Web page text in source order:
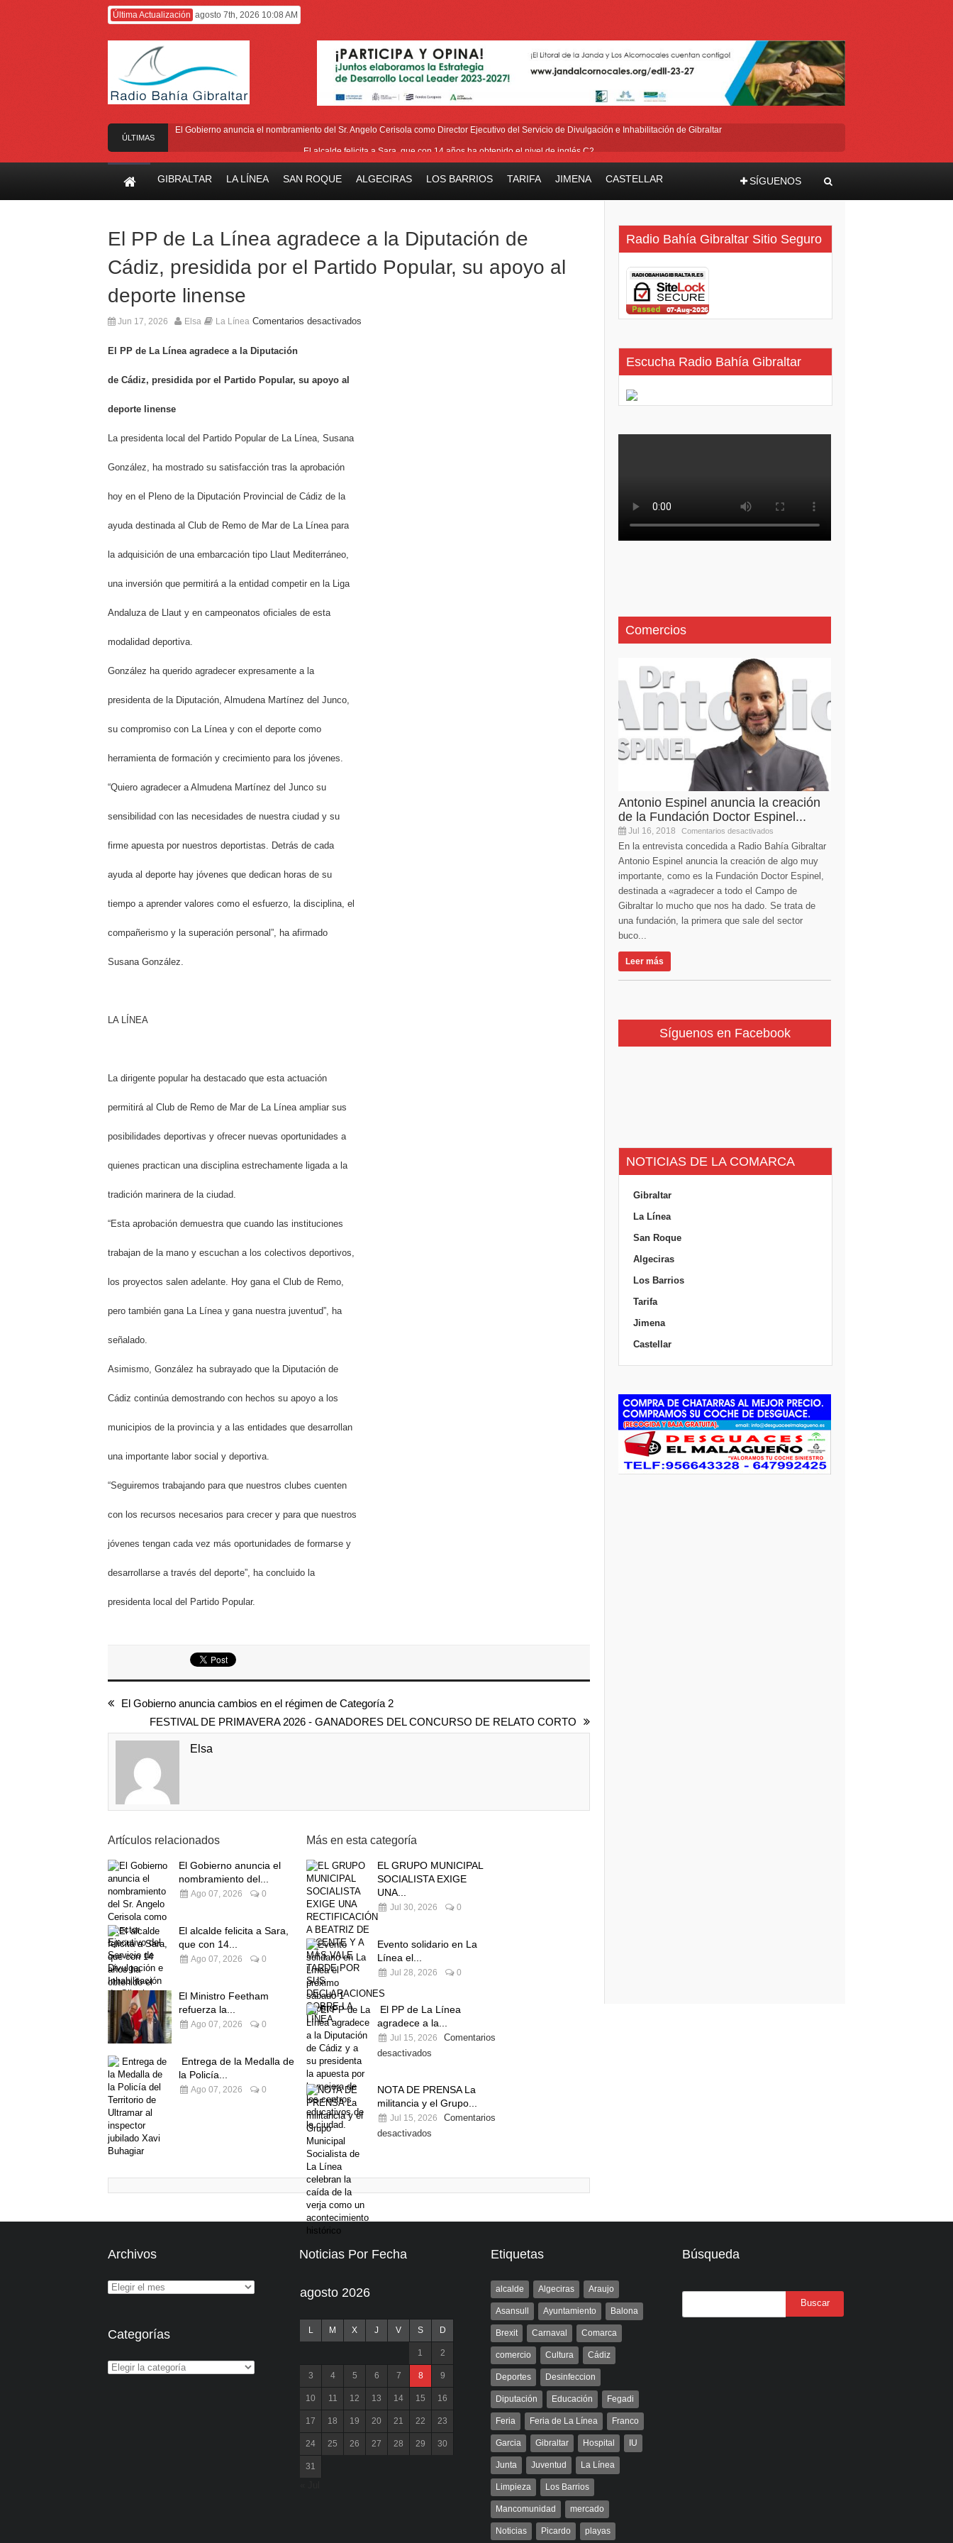
Última Actualización agosto 7th, 2026 10:08 AM
ÚLTIMAS
NOTICIAS
El Gobierno anuncia el nombramiento del Sr. Angelo Cerisola como Director Ejecutivo del Servicio de Divulgación e Inhabilitación de Gibraltar
El alcalde felicita a Sara, que con 14 años ha obtenido el nivel de inglés C2
GIBRALTAR LA LÍNEA SAN ROQUE ALGECIRAS LOS BARRIOS TARIFA JIMENA CASTELLAR SÍGUENOS
El PP de La Línea agradece a la Diputación de
Cádiz, presidida por el Partido Popular, su apoyo al
deporte linense
Jun 17, 2026 Elsa La Línea Comentarios desactivados
El PP de La Línea agradece a la Diputación
de Cádiz, presidida por el Partido Popular, su apoyo al
deporte linense
La presidenta local del Partido Popular de La Línea, Susana
González, ha mostrado su satisfacción tras la aprobación
hoy en el Pleno de la Diputación Provincial de Cádiz de la
ayuda destinada al Club de Remo de Mar de La Línea para
la adquisición de una embarcación tipo Llaut Mediterráneo,
una inversión que permitirá a la entidad competir en la Liga
Andaluza de Llaut y en campeonatos oficiales de esta
modalidad deportiva.
González ha querido agradecer expresamente a la
presidenta de la Diputación, Almudena Martínez del Junco,
su compromiso con La Línea y con el deporte como
herramienta de formación y crecimiento para los jóvenes.
“Quiero agradecer a Almudena Martínez del Junco su
sensibilidad con las necesidades de nuestra ciudad y su
firme apuesta por nuestros deportistas. Detrás de cada
ayuda al deporte hay jóvenes que dedican horas de su
tiempo a aprender valores como el esfuerzo, la disciplina, el
compañerismo y la superación personal”, ha afirmado
Susana González.
LA LÍNEA
La dirigente popular ha destacado que esta actuación
permitirá al Club de Remo de Mar de La Línea ampliar sus
posibilidades deportivas y ofrecer nuevas oportunidades a
quienes practican una disciplina estrechamente ligada a la
tradición marinera de la ciudad.
“Esta aprobación demuestra que cuando las instituciones
trabajan de la mano y escuchan a los colectivos deportivos,
los proyectos salen adelante. Hoy gana el Club de Remo,
pero también gana La Línea y gana nuestra juventud”, ha
señalado.
Asimismo, González ha subrayado que la Diputación de
Cádiz continúa demostrando con hechos su apoyo a los
municipios de la provincia y a las entidades que desarrollan
una importante labor social y deportiva.
“Seguiremos trabajando para que nuestros clubes cuenten
con los recursos necesarios para crecer y para que nuestros
jóvenes tengan cada vez más oportunidades de formarse y
desarrollarse a través del deporte”, ha concluido la
presidenta local del Partido Popular.
El Gobierno anuncia cambios en el régimen de Categoría 2
FESTIVAL DE PRIMAVERA 2026 - GANADORES DEL CONCURSO DE RELATO CORTO
Elsa
Artículos relacionados
El Gobierno anuncia el
nombramiento del...
Ago 07, 2026 0
El alcalde felicita a Sara,
que con 14...
Ago 07, 2026 0
El Ministro Feetham
refuerza la...
Ago 07, 2026 0
Entrega de la Medalla de
la Policía...
Ago 07, 2026 0
Más en esta categoría
EL GRUPO MUNICIPAL
SOCIALISTA EXIGE
UNA...
Jul 30, 2026 0
Evento solidario en La
Línea el...
Jul 28, 2026 0
El PP de La Línea
agradece a la...
Jul 15, 2026
Comentarios
desactivados
NOTA DE PRENSA La
militancia y el Grupo...
Jul 15, 2026
Comentarios
desactivados
Radio Bahía Gibraltar Sitio Seguro
Escucha Radio Bahía Gibraltar
Comercios
Antonio Espinel anuncia la creación
de la Fundación Doctor Espinel...
Jul 16, 2018 Comentarios desactivados
En la entrevista concedida a Radio Bahía Gibraltar
Antonio Espinel anuncia la creación de algo muy
importante, como es la Fundación Doctor Espinel,
destinada a «agradecer a todo el Campo de
Gibraltar lo mucho que nos ha dado. Se trata de
una fundación, la primera que sale del sector
buco...
Leer más
Síguenos en Facebook
NOTICIAS DE LA COMARCA
Gibraltar
La Línea
San Roque
Algeciras
Los Barrios
Tarifa
Jimena
Castellar
Archivos
Categorías
Noticias Por Fecha
agosto 2026
L M X J V S D
1 2
3 4 5 6 7 8 9
10 11 12 13 14 15 16
17 18 19 20 21 22 23
24 25 26 27 28 29 30
31
Etiquetas
alcalde Algeciras Araujo
Asansull Ayuntamiento Balona
Brexit Carnaval Comarca
comercio Cultura Cádiz
Deportes Desinfeccion
Diputación Educación Fegadi
Feria Feria de La Línea Franco
Garcia Gibraltar Hospital IU
Junta Juventud La Línea
Limpieza Los Barrios
Mancomunidad mercado
Noticias Picardo playas
Búsqueda